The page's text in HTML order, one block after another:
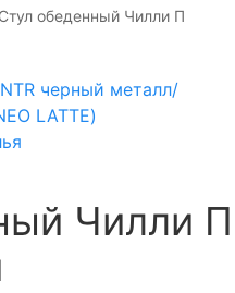
Стул обеденный Чилли П
черный металл/
LATTE)
Чилли П